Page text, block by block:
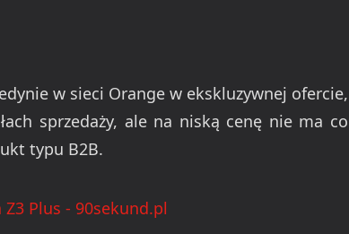
w sieci Orange w ekskluzywnej ofercie,
sprzedaży, ale na niską cenę nie ma co
typu B2B.